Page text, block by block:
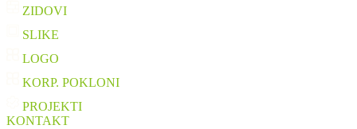
ZIDOVI
SLIKE
LOGO
KORP. POKLONI
PROJEKTI
KONTAKT